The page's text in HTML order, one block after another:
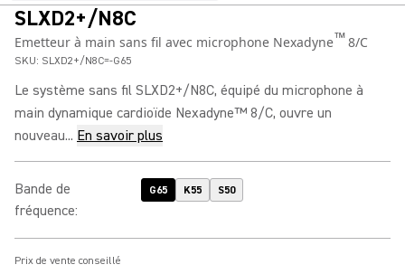
SLXD2+/N8C
Emetteur à main sans fil avec microphone Nexadyne™8/C
SKU: SLXD2+/N8C=-G65
Le système sans fil SLXD2+/N8C, équipé du microphone à
main dynamique cardioïde Nexadyne™ 8/C, ouvre un
nouveau... En savoir plus
Bande de
fréquence:
G65 K55 S50
Prix de vente conseillé